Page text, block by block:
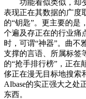
功能看似类似，却变
表现正在其数据的广度
的“钥匙”。更主要的是
个遍及存正在的行业痛
时，可谓“神器”。曲不
支撑的言语、所属标签
的“抢手排行榜”，正在
侈正在漫无目标地搜索
AIbase的实正强大之处
东西。